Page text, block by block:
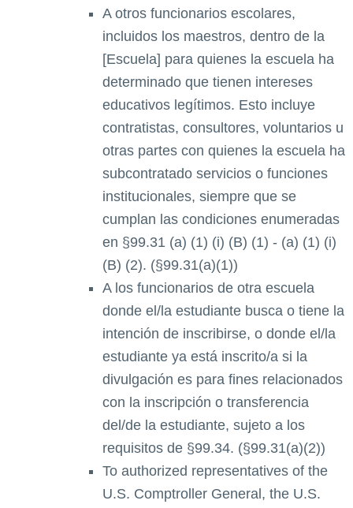
A otros funcionarios escolares,
incluidos los maestros, dentro de la
[Escuela] para quienes la escuela ha
determinado que tienen intereses
educativos legítimos. Esto incluye
contratistas, consultores, voluntarios u
otras partes con quienes la escuela ha
subcontratado servicios o funciones
institucionales, siempre que se
cumplan las condiciones enumeradas
en §99.31 (a) (1) (i) (B) (1) - (a) (1) (i)
(B) (2). (§99.31(a)(1))
A los funcionarios de otra escuela
donde el/la estudiante busca o tiene la
intención de inscribirse, o donde el/la
estudiante ya está inscrito/a si la
divulgación es para fines relacionados
con la inscripción o transferencia
del/de la estudiante, sujeto a los
requisitos de §99.34. (§99.31(a)(2))
To authorized representatives of the
U.S. Comptroller General, the U.S.